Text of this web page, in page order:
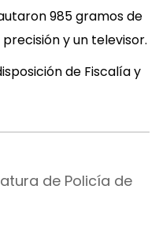
985 gramos de
y un televisor.
de Fiscalía y
de Policía de